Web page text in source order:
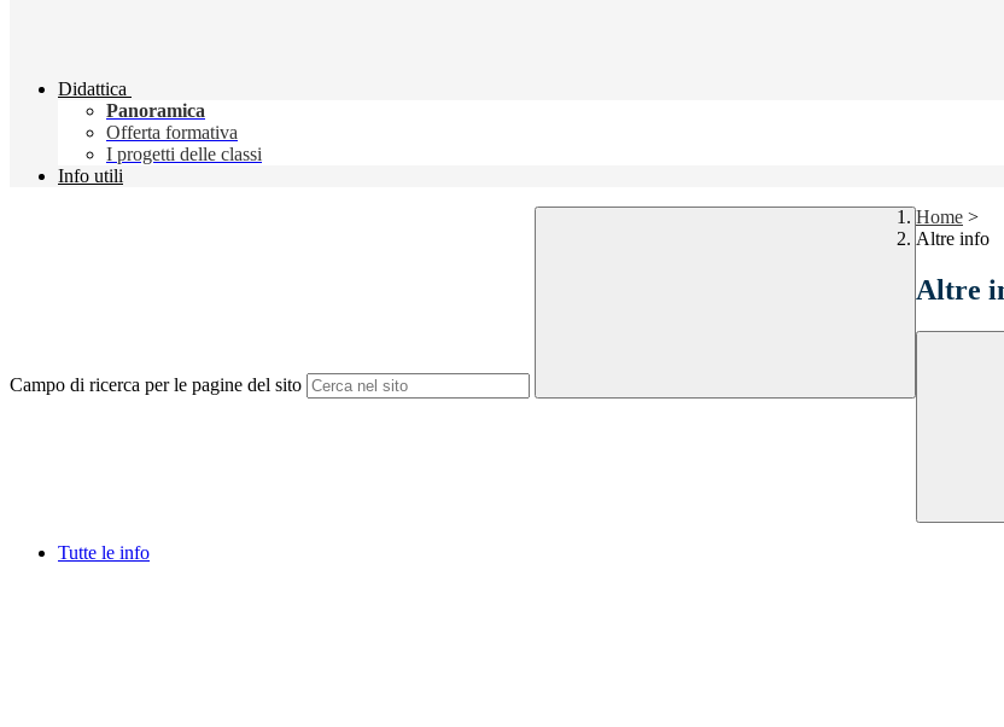
Didattica
Panoramica
Offerta formativa
I progetti delle classi
Info utili
Campo di ricerca per le pagine del sito
Home >
Altre info
Altre
Tutte le info